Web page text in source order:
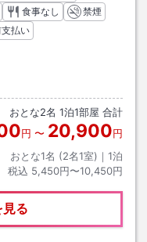
食事なし
禁煙
払い
おとな2名 1泊1部屋 合計
円 〜 20,900円
おとな1名 (2名1室)｜ 1泊
税込 5,450円〜10,450円
る